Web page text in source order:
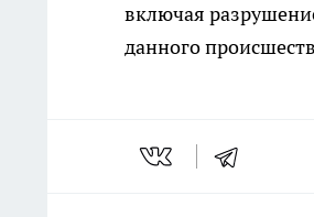
включая
данного